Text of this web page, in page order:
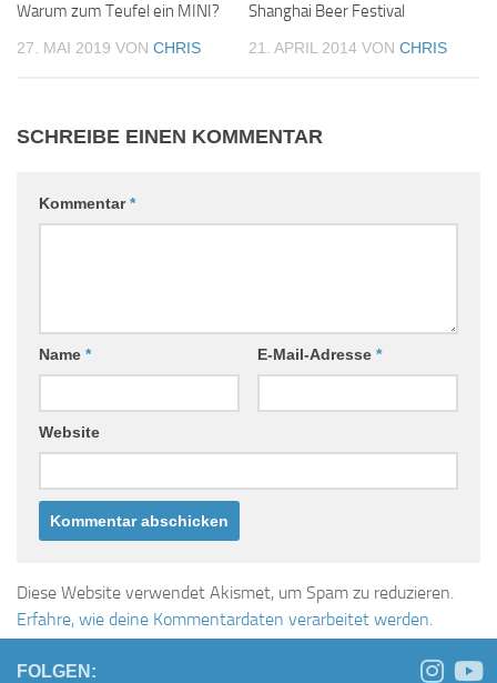
Warum zum Teufel ein MINI?
27. MAI 2019 VON CHRIS
Shanghai Beer Festival
21. APRIL 2014 VON CHRIS
SCHREIBE EINEN KOMMENTAR
Kommentar*
Name * E-Mail-Adresse *
Website
Diese Website verwendet Akismet, um Spam zu reduzieren.
Erfahre, wie deine Kommentardaten verarbeitet werden.
FOLGEN: